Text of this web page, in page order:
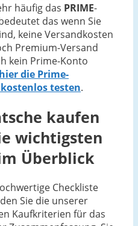
häufig das PRIME-
das wenn Sie
keine Versandkosten
Premium-Versand
kein Prime-Konto
hier die Prime-
testen.
kaufen
wichtigsten
Überblick
Checkliste
Sie die unserer
Kaufkriterien für das